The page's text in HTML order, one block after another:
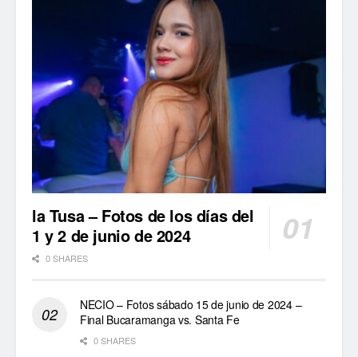
la Tusa – Fotos de los días del
1 y 2 de junio de 2024
0 SHARES
NECIO – Fotos sábado 15 de junio de 2024 –
Final Bucaramanga vs. Santa Fe
0 SHARES